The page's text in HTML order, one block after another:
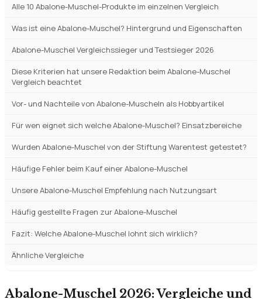
Abalone-Muschel 2026: Vergleiche und
Alle 10 Abalone-Muschel-Produkte im einzelnen Vergleich
Was ist eine Abalone-Muschel? Hintergrund und Eigenschaften
Abalone-Muschel Vergleichssieger und Testsieger 2026
Diese Kriterien hat unsere Redaktion beim Abalone-Muschel
Vergleich beachtet
Vor- und Nachteile von Abalone-Muscheln als Hobbyartikel
Für wen eignet sich welche Abalone-Muschel? Einsatzbereiche
Wurden Abalone-Muschel von der Stiftung Warentest getestet?
Häufige Fehler beim Kauf einer Abalone-Muschel
Unsere Abalone-Muschel Empfehlung nach Nutzungsart
Häufig gestellte Fragen zur Abalone-Muschel
Fazit: Welche Abalone-Muschel lohnt sich wirklich?
Ähnliche Vergleiche